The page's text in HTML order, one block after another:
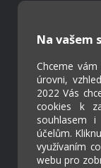
Na vašem
Chceme
úrovni,
2022 Vás
cookies k
souhlasem
účelům.
využívaním
webu pro